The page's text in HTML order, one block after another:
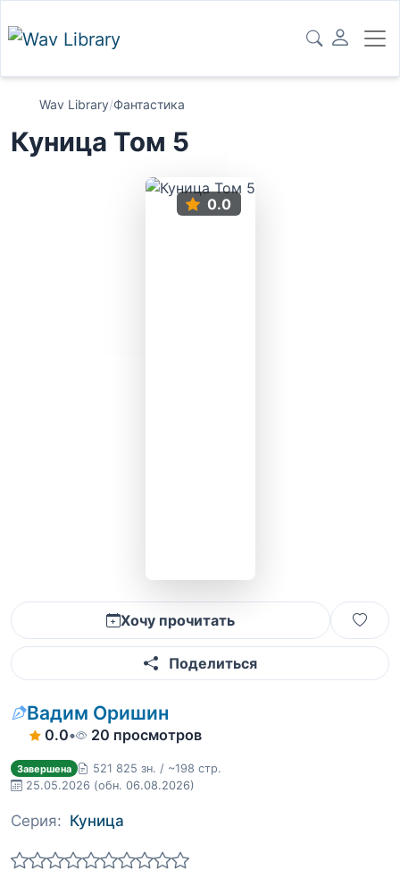
Wav Library/Фантастика
Куница Том 5
0.0
Хочу прочитать
Поделиться
Вадим Оришин
0.0• 20 просмотров
Завершена
521 825 зн. / ~198 стр.
25.05.2026 (обн. 06.08.2026)
Серия: Куница